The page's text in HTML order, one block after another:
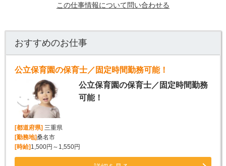
この仕事情報について問い合わせる
おすすめのお仕事
公立保育園の保育士／固定時間勤務可能！
公立保育園の保育士／固定時間勤務
可能！
[都道府県]三重県
[勤務地]桑名市
[時給]1,500円～1,550円